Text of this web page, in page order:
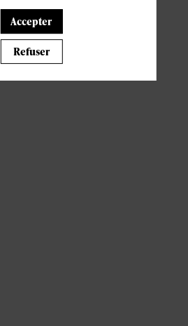
: rafraichissez votre navigateur
Accepter
Refuser